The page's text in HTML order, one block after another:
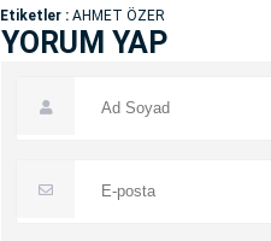
Etiketler : AHMET ÖZER
YORUM YAP